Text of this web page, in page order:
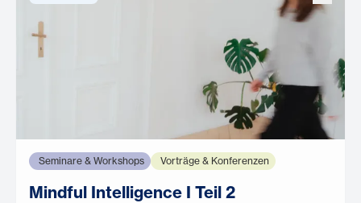
Seminare & Workshops Vorträge & Konferenzen
Mindful Intelligence I Teil 2